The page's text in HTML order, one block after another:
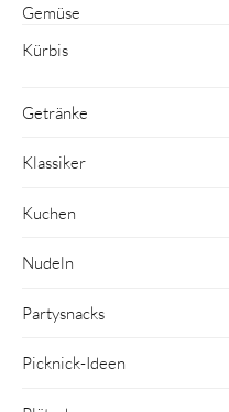
Gemüse
Kürbis
Getränke
Klassiker
Kuchen
Nudeln
Partysnacks
Picknick-Ideen